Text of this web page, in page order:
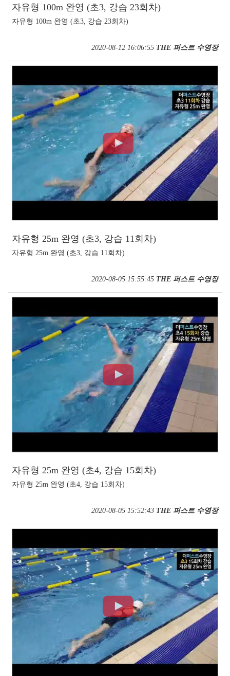
자유형 100m 완영 (초3, 강습 23회차)
자유형 100m 완영 (초3, 강습 23회차)
2020-08-12 16:06:55 THE 퍼스트 수영장
자유형 25m 완영 (초3, 강습 11회차)
자유형 25m 완영 (초3, 강습 11회차)
2020-08-05 15:55:45 THE 퍼스트 수영장
자유형 25m 완영 (초4, 강습 15회차)
자유형 25m 완영 (초4, 강습 15회차)
2020-08-05 15:52:43 THE 퍼스트 수영장